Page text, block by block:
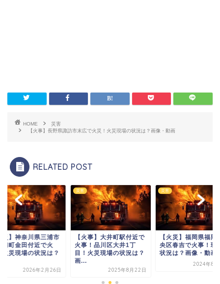
HOME
災害
【火事】長野県諏訪市末広で火災！火災現場の状況は？画像・動画
RELATED POST
災】神奈川県三浦市
浦町金田付近で火
火災現場の状況は？
2026年2月26日
災害
【火事】大井町駅付近で
火事！品川区大井1丁
目！火災現場の状況は？
画...
2025年8月22日
災害
【火災】福岡県福岡
央区春吉で火事！現
状況は？画像・動画
2024年8